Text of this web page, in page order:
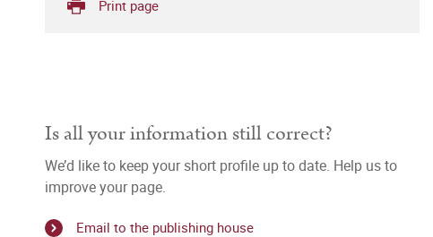
Print page
Is all your information still correct?
We’d like to keep your short profile up to date. Help us to
improve your page.
Email to the publishing house